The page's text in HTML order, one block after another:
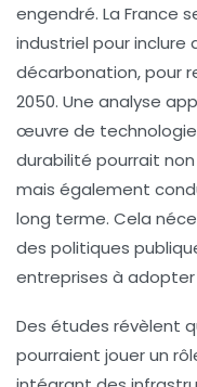
engendré. La France
industriel pour
décarbonation, pour
2050. Une analyse
œuvre de
durabilité pourrait
mais également
long terme. Cela
des politiques
entreprises à
Des études révèlent
pourraient jouer un